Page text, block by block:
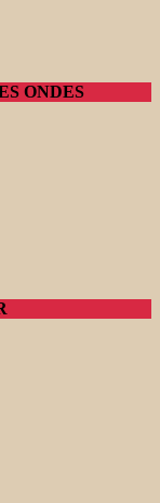
ONDES